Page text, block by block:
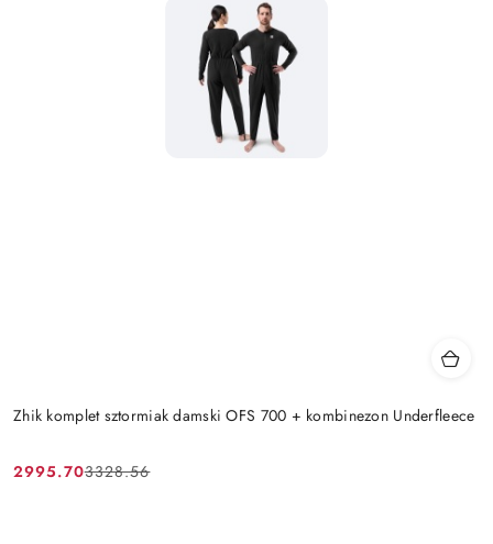
Zhik komplet sztormiak damski OFS 700 + kombinezon Underfleece
Cena
2995.70
Cena
3328.56